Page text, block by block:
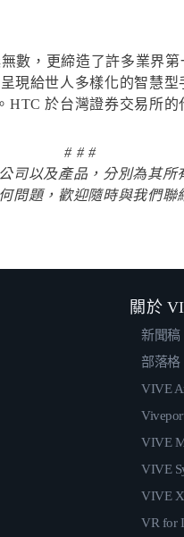
數，更締造了許多業界
現給世人多樣化的智慧
於台灣證券交易所的
# # #
司以及產品，分別為其所
問題，歡迎隨時與我們聯
關於
新聞稿
部落格
VIVE
VIVE
VIVE
VIVE X
VR for